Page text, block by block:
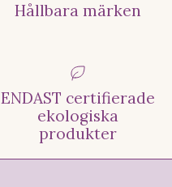
Hållbara märken
ENDAST certifierade
ekologiska
produkter